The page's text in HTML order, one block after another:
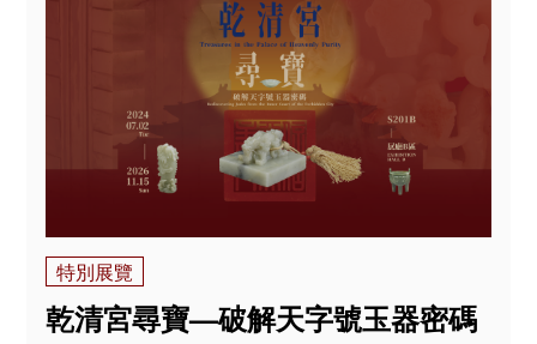
特別展覽
乾清宮尋寶—破解天字號玉器密碼